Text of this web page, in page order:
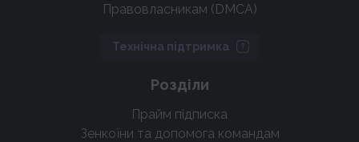
Правовласникам (DMCA)
Технічна підтримка
Розділи
Прайм підписка
Зенкоїни та допомога командам